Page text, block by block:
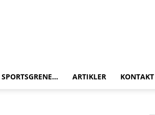
SPORTSGRENE… ARTIKLER KONTAKT